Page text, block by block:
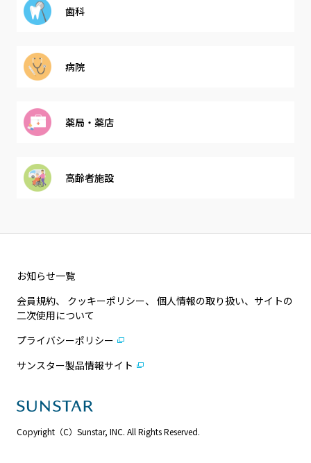
歯科
病院
薬局・薬店
高齢者施設
お知らせ一覧
会員規約、 クッキーポリシー、 個人情報の取り扱い、サイトの
二次使用について
プライバシーポリシー
サンスター製品情報サイト
Copyright（C）Sunstar, INC. All Rights Reserved.